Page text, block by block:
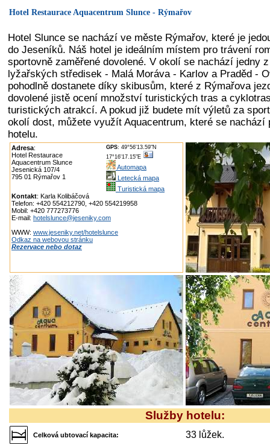
Hotel Restaurace Aquacentrum Slunce - Rýmařov
Hotel Slunce se nachází ve měste Rýmařov, které je
do Jeseníků. Náš hotel je ideálním místem pro trávení
sportovně zaměřené dovolené. V okolí se nachází jedny
lyžařských středisek - Malá Moráva - Karlov a Praděd -
pohodlně dostanete díky skibusům, které z Rýmařova
dovolené jistě ocení množství turistických tras a
turistických atrakcí. A pokud již budete mít výletů za
okolí dost, můžete využít Aquacentrum, které se nachází
hotelu.
Adresa:
Hotel Restaurace
Aquacentrum Slunce
Jesenická 107/4
795 01 Rýmařov 1
GPS: 49°56'13.59"N
17°16'17.15"E
Automapa
Letecká mapa
Turistická mapa
Kontakt: Karla Kolibáčová
Telefon: +420 554212790, +420 554219958
Mobil: +420 777273776
E-mail: hotelslunce@jeseniky.com
WWW: www.jeseniky.net/hotelslunce
Odkaz na webovou stránku
Rezervace nebo dotaz
Služby hotelu:
Celková ubtovací kapacita: 33 lůžek.